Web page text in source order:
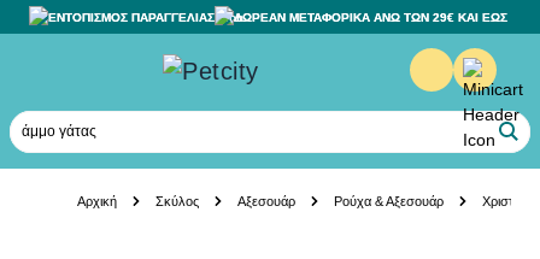
ΕΝΤΟΠΙΣΜΟΣ ΠΑΡΑΓΓΕΛΙΑΣ ΔΩΡΕΑΝ ΜΕΤΑΦΟΡΙΚΑ ΑΝΩ ΤΩΝ 29€ ΚΑΙ ΕΩΣ
άμμο γάτας
Αρχική Σκύλος Αξεσουάρ Ρούχα & Αξεσουάρ